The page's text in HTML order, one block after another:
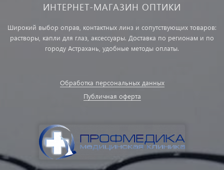
ИНТЕРНЕТ-МАГАЗИН ОПТИКИ
Широкий выбор оправ, контактных линз и сопутствующих товаров:
растворы, капли для глаз, аксессуары. Доставка по регионам и по
городу Астрахань, удобные методы оплаты.
Обработка персональных данных
Публичная оферта